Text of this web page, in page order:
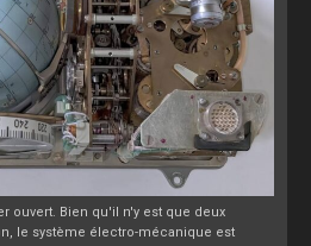
ouvert. Bien qu'il n'y est que deux
le système électro-mécanique est